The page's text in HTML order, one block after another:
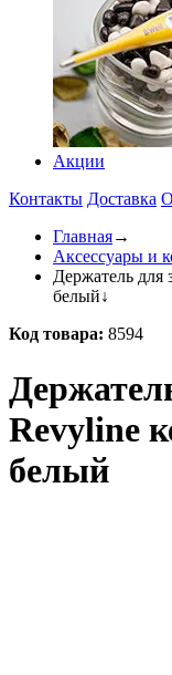
Акции
Контакты Доставка
Главная→
Аксессуары и
Держатель для
белый↓
Код товара: 8594
Revyline
белый